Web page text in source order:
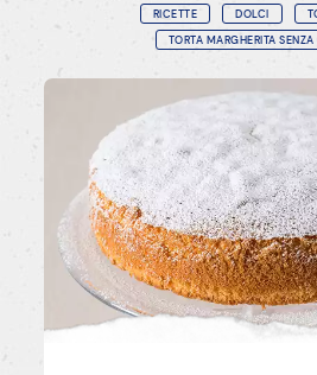
RICETTE DOLCI
TORTA MARGHERITA